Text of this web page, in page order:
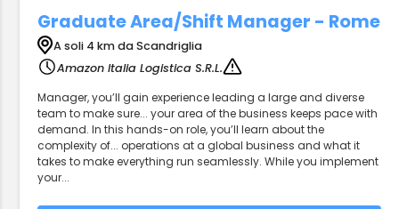
Graduate Area/Shift Manager - Rome
A soli 4 km da Scandriglia
Amazon Italia Logistica S.R.L.
Manager, you’ll gain experience leading a large and diverse
team to make sure... your area of the business keeps pace with
demand. In this hands-on role, you’ll learn about the
complexity of... operations at a global business and what it
takes to make everything run seamlessly. While you implement
your...